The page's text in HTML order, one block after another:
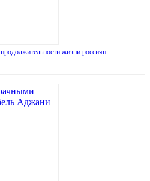
жизни россиян